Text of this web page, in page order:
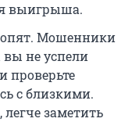
выигрыша.
Мошенники
вы не успели
проверьте
с близкими.
заметить